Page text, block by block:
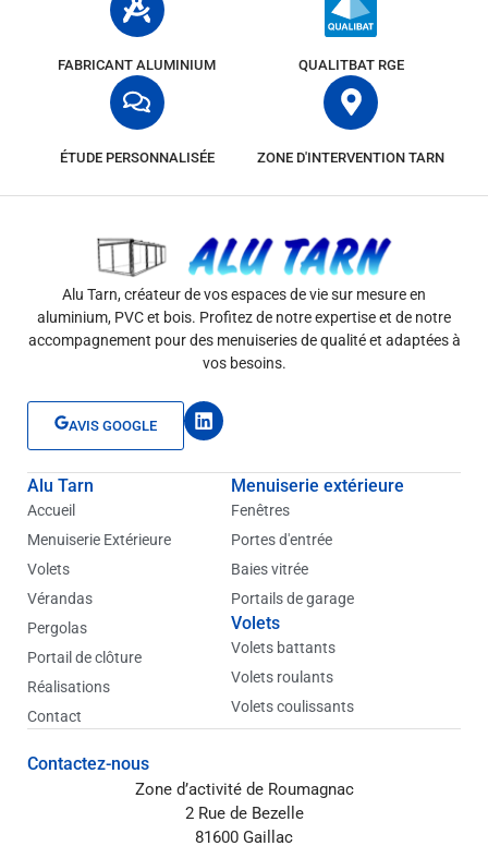
FABRICANT ALUMINIUM QUALITBAT RGE
ÉTUDE PERSONNALISÉE ZONE D'INTERVENTION TARN
Alu Tarn, créateur de vos espaces de vie sur mesure en
aluminium, PVC et bois. Profitez de notre expertise et de notre
accompagnement pour des menuiseries de qualité et adaptées à
vos besoins.
AVIS GOOGLE
L
i
k
Alu Tarn
Accueil
Menuiserie Extérieure
Volets
Vérandas
Pergolas
Portail de clôture
Réalisations
Contact
Menuiserie extérieure
Fenêtres
Portes d'entrée
Baies vitrée
Portails de garage
Volets
Volets battants
Volets roulants
Volets coulissants
Contactez-nous
Zone d’activité de Roumagnac
2 Rue de Bezelle
81600 Gaillac